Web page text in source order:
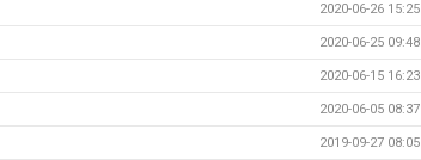
2020-06-26 15:25
2020-06-25 09:48
2020-06-15 16:23
2020-06-05 08:37
2019-09-27 08:05